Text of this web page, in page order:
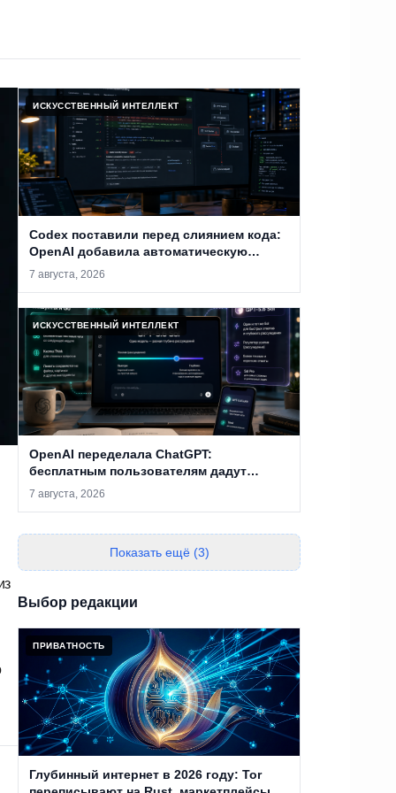
ИСКУССТВЕННЫЙ ИНТЕЛЛЕКТ
Codex поставили перед слиянием кода:
OpenAI добавила автоматическую
проверку PR на уязвимости
7 августа, 2026
ИСКУССТВЕННЫЙ ИНТЕЛЛЕКТ
OpenAI переделала ChatGPT:
бесплатным пользователям дадут
безлимитные чаты, а Sol научили
7 августа, 2026
Показать ещё (3)
Выбор редакции
ПРИВАТНОСТЬ
Глубинный интернет в 2026 году: Tor